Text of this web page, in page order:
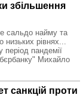
збільшення
сальдо найму та
низьких рівнях...
період пандемії
Михайло
санкцій проти